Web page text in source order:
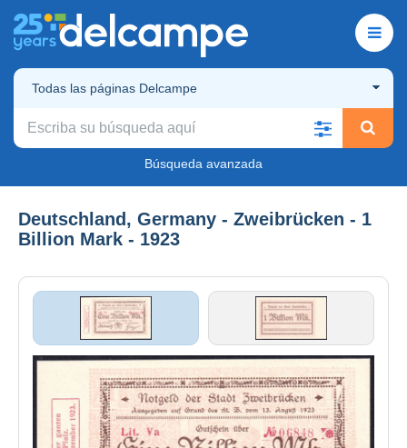
Todas las páginas Delcampe
Búsqueda avanzada
Deutschland, Germany - Zweibrücken - 1
Billion Mark - 1923